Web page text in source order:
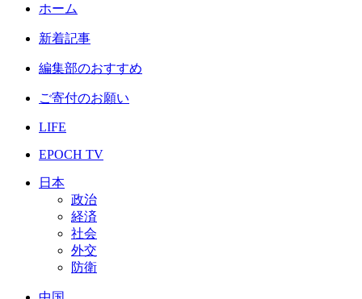
ホーム
新着記事
編集部のおすすめ
ご寄付のお願い
LIFE
EPOCH TV
日本
政治
経済
社会
外交
防衛